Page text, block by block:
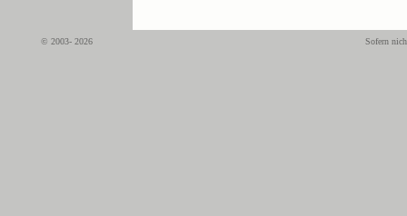
© 2003- 2026 Sofern